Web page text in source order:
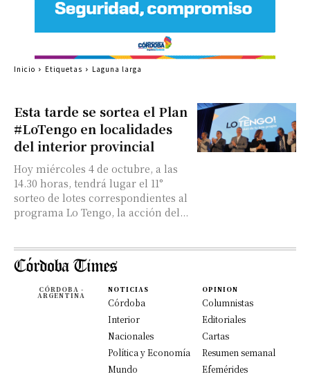
Esta tarde se sortea el Plan
#LoTengo en localidades
del interior provincial
Hoy miércoles 4 de octubre, a las
14.30 horas, tendrá lugar el 11°
sorteo de lotes correspondientes al
programa Lo Tengo, la acción del...
Inicio Etiquetas Laguna larga
CÓRDOBA -
ARGENTINA
NOTICIAS
Córdoba
Interior
Nacionales
Política y Economía
Mundo
OPINION
Columnistas
Editoriales
Cartas
Resumen semanal
Efemérides